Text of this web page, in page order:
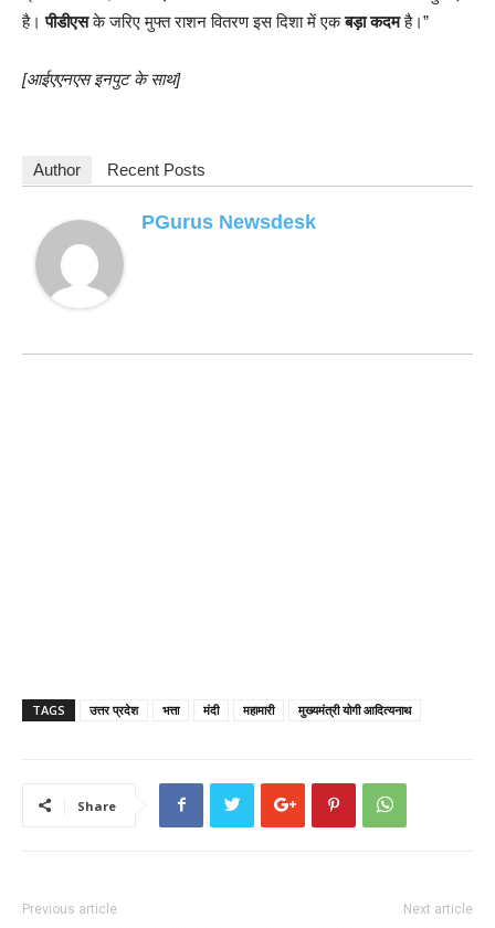
है।पीडीएसके जरिए मुफ्त राशन वितरण इस दिशा में एकबड़ा कदमहै।”
[आईएएनएस इनपुट के साथ]
Author Recent Posts
PGurus Newsdesk
TAGS उत्तर प्रदेश भत्ता मंदी महामारी मुख्यमंत्री योगी आदित्यनाथ
Share
Previous article Next article